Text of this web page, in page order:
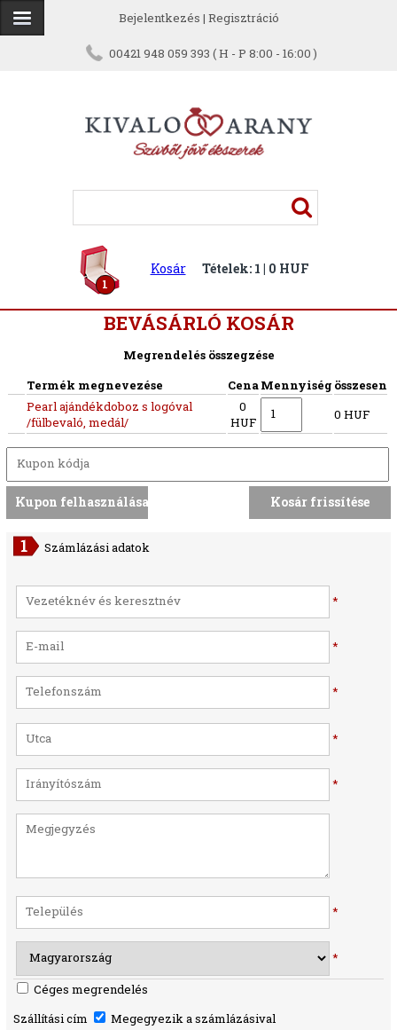
Bejelentkezés | Regisztráció
00421 948 059 393 ( H - P 8:00 - 16:00 )
1
Kosár Tételek: 1 | 0 HUF
BEVÁSÁRLÓ KOSÁR
Megrendelés összegzése
Termék megnevezése
CenaMennyiség összesen
Pearl ajándékdoboz s logóval
/fülbevaló, medál/
0
HUF
0 HUF
Számlázási adatok
*
*
*
*
*
*
*
Céges megrendelés
Szállítási cím
Megegyezik a számlázásival